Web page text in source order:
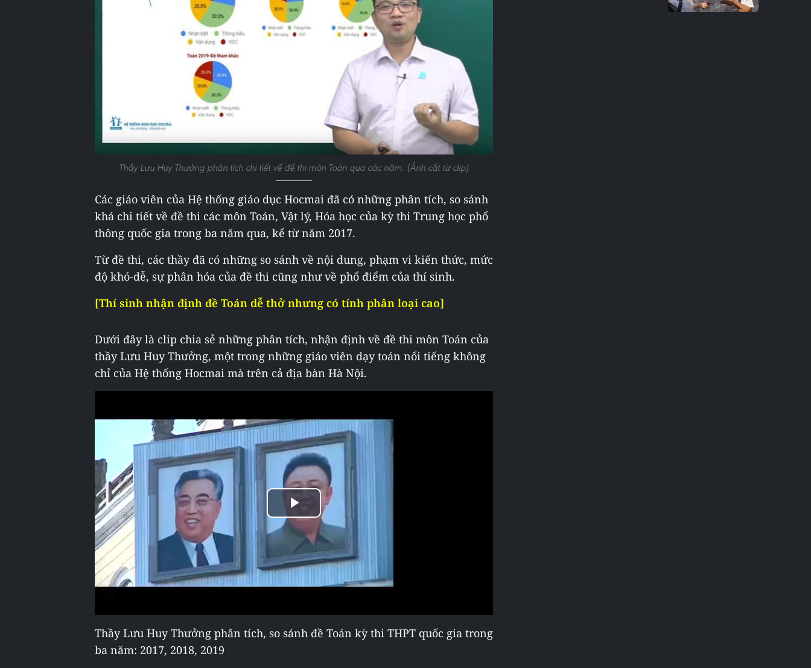
Thầy Lưu Huy Thưởng phân tích chi tiết về đề thi môn Toán qua các năm. (Ảnh cắt từ clip)
Các giáo viên của Hệ thống giáo dục Hocmai đã có những phân tích, so sánh
khá chi tiết về đề thi các môn Toán, Vật lý, Hóa học của kỳ thi Trung học phổ
thông quốc gia trong ba năm qua, kể từ năm 2017.
Từ đề thi, các thầy đã có những so sánh về nội dung, phạm vi kiến thức, mức
độ khó-dễ, sự phân hóa của đề thi cũng như về phổ điểm của thí sinh.
[Thí sinh nhận định đề Toán dễ thở nhưng có tính phân loại cao]
Dưới đây là clip chia sẻ những phân tích, nhận định về đề thi môn Toán của
thầy Lưu Huy Thưởng, một trong những giáo viên dạy toán nổi tiếng không
chỉ của Hệ thống Hocmai mà trên cả địa bàn Hà Nội.
Play
Video
Thầy Lưu Huy Thưởng phân tích, so sánh đề Toán kỳ thi THPT quốc gia trong
ba năm: 2017, 2018, 2019